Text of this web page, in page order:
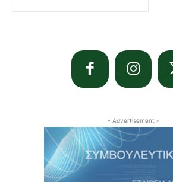
- Advertisement -